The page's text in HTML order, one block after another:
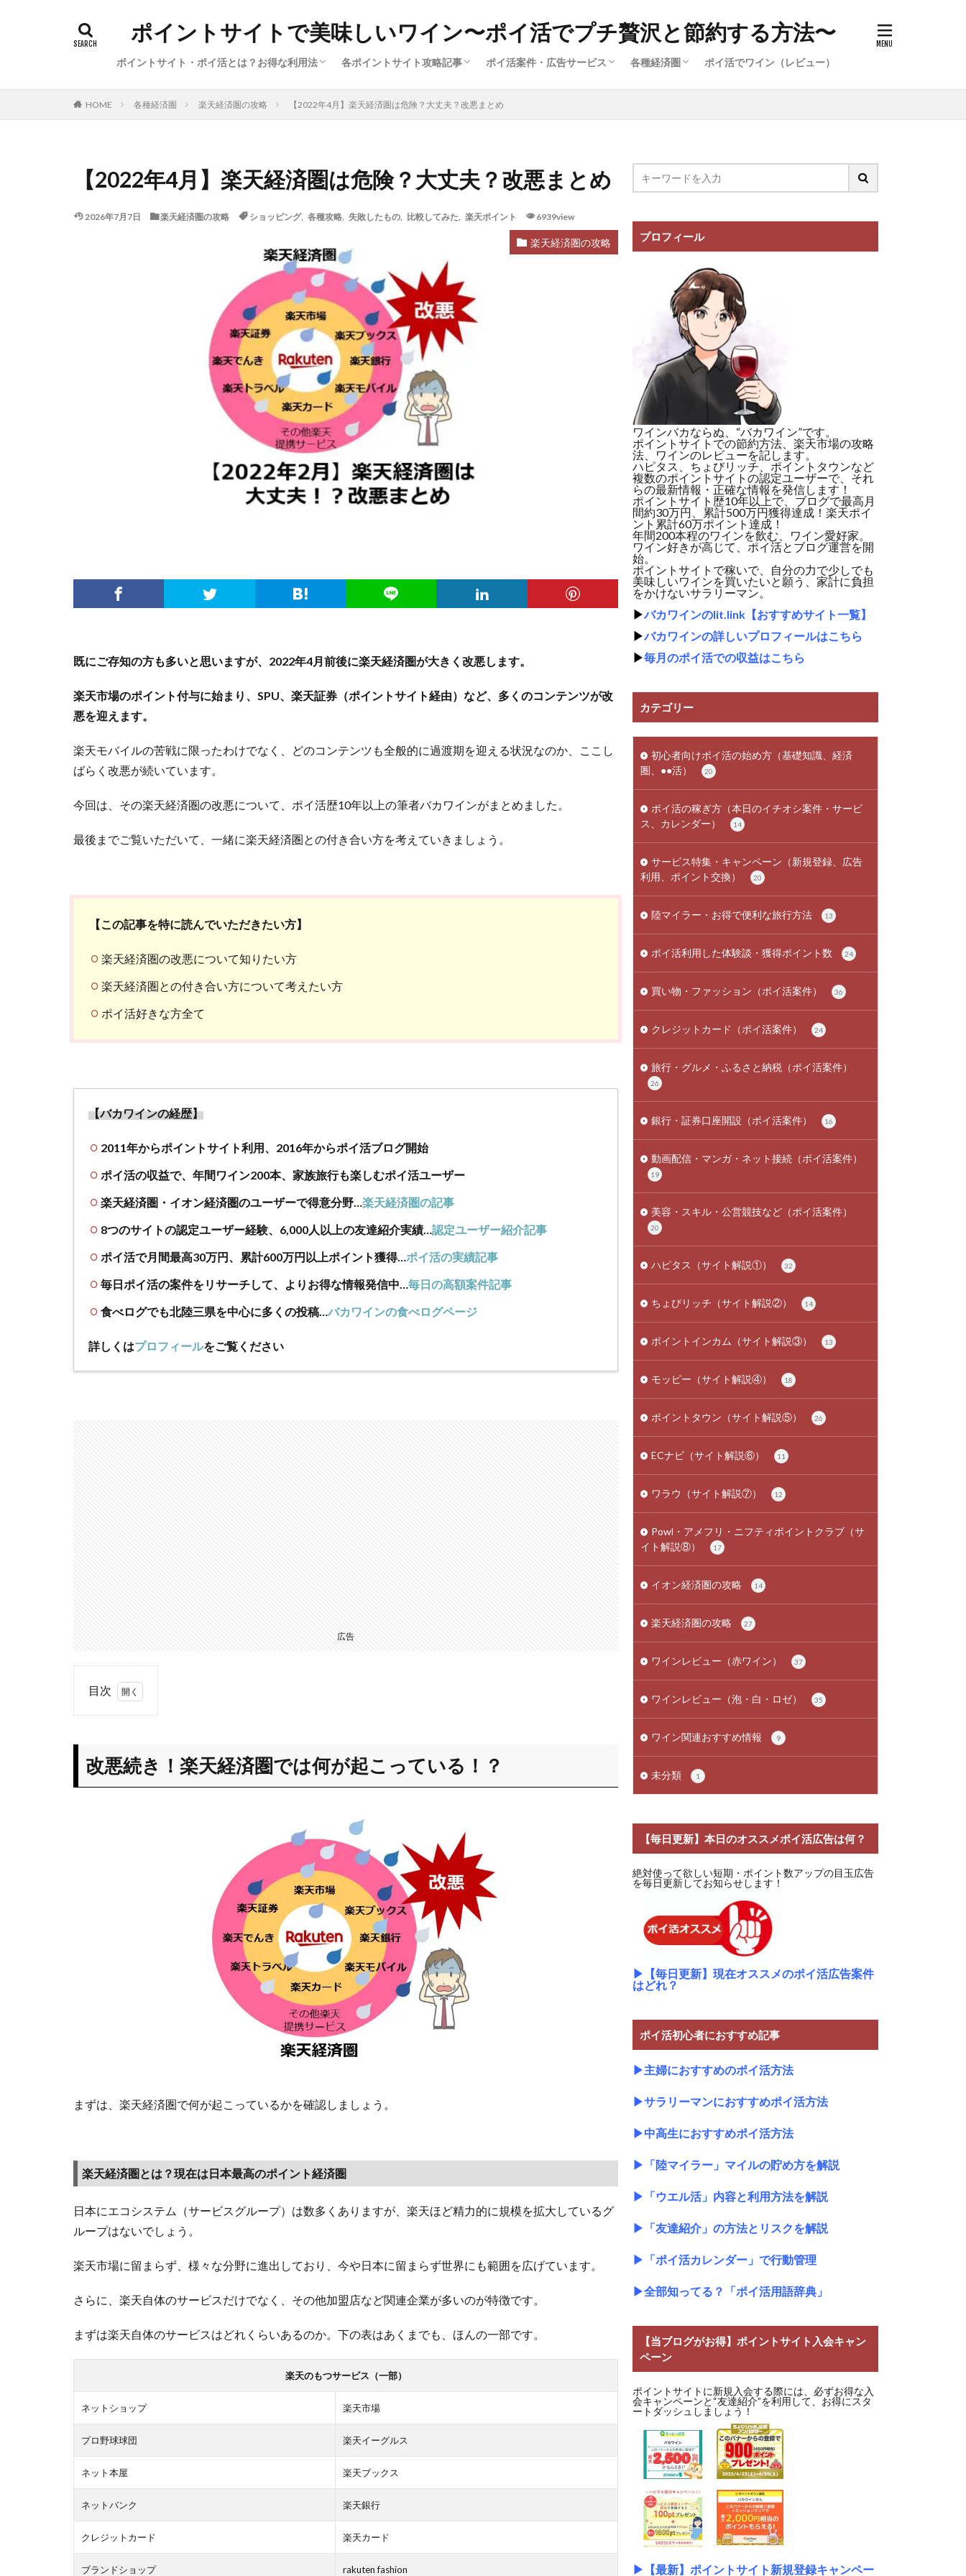
ポイントサイトで美味しいワイン〜ポイ活でプチ贅沢と節約する方法〜
ポイントサイト・ポイ活とは？お得な利用法
初心者向けポイ活の始め方（基礎知識、経済
ポイ活の稼ぎ方（本日のイチオシ案件・サー
サービス特集・キャンペーン（新規登録、広
陸マイラー・お得で便利な旅行方法
ポイ活利用した体験談・獲得ポイント数
各ポイントサイト攻略記事
ハピタス（サイト解説①）
ポイントインカム（サイト解説③）
ポイントタウン（サイト解説⑤）
ちょびリッチ（サイト解説②）
ECナビ（サイト解説⑥）
モッピー（サイト解説④）
ポイ活案件・広告サービス
クレジットカード（ポイ活案件）
買い物・ファッション（ポイ活案件）
旅行・グルメ・ふるさと納税（ポイ活案件）
動画配信・マンガ・ネット接続（ポイ活案
美容・スキル・公営競技など（ポイ活案件）
各種経済圏
イオン経済圏の攻略
楽天経済圏の攻略
ポイ活でワイン（レビュー）
HOME 各種経済圏 楽天経済圏の攻略 【2022年4月】楽天経済圏は危険？大丈夫？改悪まとめ
【2022年4月】楽天経済圏は危険？大丈夫？改悪まとめ
2026年7月7日 楽天経済圏の攻略 ショッピング, 各種攻略, 失敗したもの, 比較してみた 楽天ポイント 6939view
楽天経済圏の攻略
既にご存知の方も多いと思いますが、2022年4月前後に楽天経済圏が大きく改悪します。
楽天市場のポイント付与に始まり、SPU、楽天証券（ポイントサイト経由）など、多くのコンテンツが改
悪を迎えます。
楽天モバイルの苦戦に限ったわけでなく、どのコンテンツも全般的に過渡期を迎える状況なのか、ここし
ばらく改悪が続いています。
今回は、その楽天経済圏の改悪について、ポイ活歴10年以上の筆者バカワインがまとめました。
最後までご覧いただいて、一緒に楽天経済圏との付き合い方を考えていきましょう。
【この記事を特に読んでいただきたい方】
楽天経済圏の改悪について知りたい方
楽天経済圏との付き合い方について考えたい方
ポイ活好きな方全て
【バカワインの経歴】
2011年からポイントサイト利用、2016年からポイ活ブログ開始
ポイ活の収益で、年間ワイン200本、家族旅行も楽しむポイ活ユーザー
楽天経済圏・イオン経済圏のユーザーで得意分野…楽天経済圏の記事
8つのサイトの認定ユーザー経験、6,000人以上の友達紹介実績…認定ユーザー紹介記事
ポイ活で月間最高30万円、累計600万円以上ポイント獲得…ポイ活の実績記事
毎日ポイ活の案件をリサーチして、よりお得な情報発信中…毎日の高額案件記事
食べログでも北陸三県を中心に多くの投稿…バカワインの食べログページ
詳しくはプロフィールをご覧ください
広告
目次
天経済
1.2
楽
SPU（ス
ーパー
トアッ
ププロ
ム）で
サービ
をつな
ぎ合わ
る
楽天経
済圏を
利用す
ると、
ポイン
トがザ
クザク
改悪続き！楽天経済圏では何が起こっている！？
まずは、楽天経済圏で何が起こっているかを確認しましょう。
楽天経済圏とは？現在は日本最高のポイント経済圏
日本にエコシステム（サービスグループ）は数多くありますが、楽天ほど精力的に規模を拡大しているグ
ループはないでしょう。
楽天市場に留まらず、様々な分野に進出しており、今や日本に留まらず世界にも範囲を広げています。
さらに、楽天自体のサービスだけでなく、その他加盟店など関連企業が多いのが特徴です。
まずは楽天自体のサービスはどれくらいあるのか。下の表はあくまでも、ほんの一部です。
楽天のもつサービス（一部）
ネットショップ 楽天市場
プロ野球球団 楽天イーグルス
ネット本屋 楽天ブックス
ネットバンク 楽天銀行
クレジットカード 楽天カード
ブランドショップ rakuten fashion
プロフィール
ワインバカならぬ、“バカワイン”です。
ポイントサイトでの節約方法、楽天市場の攻略
法、ワインのレビューを記します。
ハピタス、ちょびリッチ、ポイントタウンなど
複数のポイントサイトの認定ユーザーで、それ
らの最新情報・正確な情報を発信します！
ポイントサイト歴10年以上で、ブログで最高月
間約30万円、累計500万円獲得達成！楽天ポイ
ント累計60万ポイント達成！
年間200本程のワインを飲む、ワイン愛好家。
ワイン好きが高じて、ポイ活とブログ運営を開
始。
ポイントサイトで稼いで、自分の力で少しでも
美味しいワインを買いたいと願う、家計に負担
をかけないサラリーマン。
▶バカワインのlit.link【おすすめサイト一覧】
▶バカワインの詳しいプロフィールはこちら
▶毎月のポイ活での収益はこちら
カテゴリー
初心者向けポイ活の始め方（基礎知識、経済
圏、●●活）
20
ポイ活の稼ぎ方（本日のイチオシ案件・サービ
ス、カレンダー）
14
サービス特集・キャンペーン（新規登録、広告
利用、ポイント交換）
20
陸マイラー・お得で便利な旅行方法 13
ポイ活利用した体験談・獲得ポイント数 24
買い物・ファッション（ポイ活案件） 36
クレジットカード（ポイ活案件） 24
旅行・グルメ・ふるさと納税（ポイ活案件）
26
銀行・証券口座開設（ポイ活案件） 16
動画配信・マンガ・ネット接続（ポイ活案件）
19
美容・スキル・公営競技など（ポイ活案件）
20
ハピタス（サイト解説①） 32
ちょびリッチ（サイト解説②） 14
ポイントインカム（サイト解説③） 13
モッピー（サイト解説④） 18
ポイントタウン（サイト解説⑤） 26
ECナビ（サイト解説⑥） 11
ワラウ（サイト解説⑦） 12
Powl・アメフリ・ニフティポイントクラブ（サ
イト解説⑧）
17
イオン経済圏の攻略 14
楽天経済圏の攻略 27
ワインレビュー（赤ワイン） 37
ワインレビュー（泡・白・ロゼ） 35
ワイン関連おすすめ情報 9
未分類 1
【毎日更新】本日のオススメポイ活広告は何？
絶対使って欲しい短期・ポイント数アップの目玉広告
を毎日更新してお知らせします！
▶
【毎日更新】現在オススメのポイ活広告案件
はどれ？
ポイ活初心者におすすめ記事
▶主婦におすすめのポイ活方法
▶サラリーマンにおすすめポイ活方法
▶中高生におすすめポイ活方法
▶ 「陸マイラー」マイルの貯め方を解説
▶ 「ウエル活」内容と利用方法を解説
▶ 「友達紹介」の方法とリスクを解説
▶ 「ポイ活カレンダー」で行動管理
▶全部知ってる？「ポイ活用語辞典」
【当ブログがお得】ポイントサイト入会キャン
ペーン
ポイントサイトに新規入会する際には、必ずお得な入
会キャンペーンと“友達紹介”を利用して、お得にスタ
ートダッシュしましょう！
▶
【最新】ポイントサイト新規登録キャンペー